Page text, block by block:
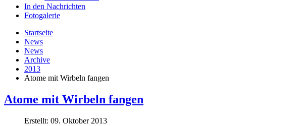
In den Nachrichten
Fotogalerie
Startseite
News
News
Archive
2013
Atome mit Wirbeln fangen
Atome mit Wirbeln fangen
Erstellt: 09. Oktober 2013